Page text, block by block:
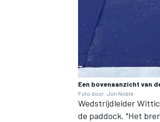
MEER RACEKLASSEN
Een bovenaanzicht van
Foto door: Jon Noble
Wedstrijdleider
de paddock. "Het